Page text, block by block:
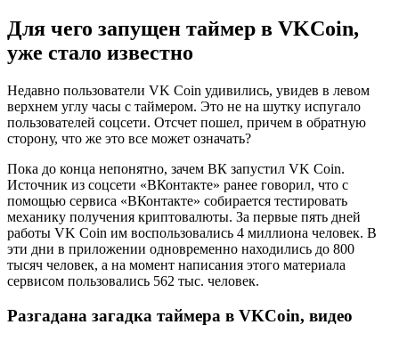
Для чего запущен таймер в VKCoin,
уже стало известно
Недавно пользователи VK Coin удивились, увидев в левом
верхнем углу часы с таймером. Это не на шутку испугало
пользователей соцсети. Отсчет пошел, причем в обратную
сторону, что же это все может означать?
Пока до конца непонятно, зачем ВК запустил VK Coin.
Источник из соцсети «ВКонтакте» ранее говорил, что с
помощью сервиса «ВКонтакте» собирается тестировать
механику получения криптовалюты. За первые пять дней
работы VK Coin им воспользовались 4 миллиона человек. В
эти дни в приложении одновременно находились до 800
тысяч человек, а на момент написания этого материала
сервисом пользовались 562 тыс. человек.
Разгадана загадка таймера в VKCoin, видео